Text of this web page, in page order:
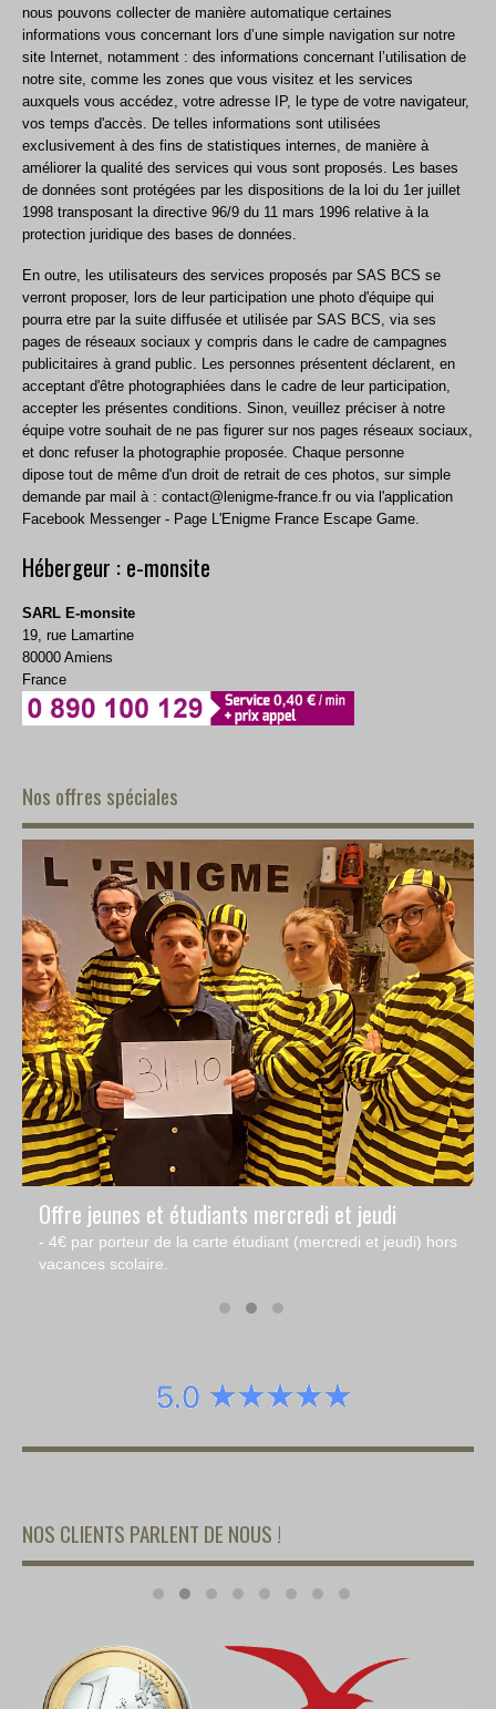
nous pouvons collecter de manière automatique certaines
informations vous concernant lors d’une simple navigation sur notre
site Internet, notamment : des informations concernant l’utilisation de
notre site, comme les zones que vous visitez et les services
auxquels vous accédez, votre adresse IP, le type de votre navigateur,
vos temps d'accès. De telles informations sont utilisées
exclusivement à des fins de statistiques internes, de manière à
améliorer la qualité des services qui vous sont proposés. Les bases
de données sont protégées par les dispositions de la loi du 1er juillet
1998 transposant la directive 96/9 du 11 mars 1996 relative à la
protection juridique des bases de données.
En outre, les utilisateurs des services proposés par SAS BCS se
verront proposer, lors de leur participation une photo d'équipe qui
pourra etre par la suite diffusée et utilisée par SAS BCS, via ses
pages de réseaux sociaux y compris dans le cadre de campagnes
publicitaires à grand public. Les personnes présentent déclarent, en
acceptant d'être photographiées dans le cadre de leur participation,
accepter les présentes conditions. Sinon, veuillez préciser à notre
équipe votre souhait de ne pas figurer sur nos pages réseaux sociaux,
et donc refuser la photographie proposée. Chaque personne
dipose tout de même d'un droit de retrait de ces photos, sur simple
demande par mail à : contact@lenigme-france.fr ou via l'application
Facebook Messenger - Page L'Enigme France Escape Game.
Hébergeur : e-monsite
SARL E-monsite
19, rue Lamartine
80000 Amiens
France
Nos offres spéciales
Offre jeunes et étudiants mercredi et jeudi
- 4€ par porteur de la carte étudiant (mercredi et jeudi) hors
vacances scolaire.
NOS CLIENTS PARLENT DE NOUS !